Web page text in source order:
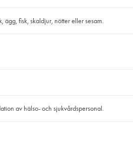
fisk, skaldjur, nötter eller sesam.
av hälso- och sjukvårdspersonal.